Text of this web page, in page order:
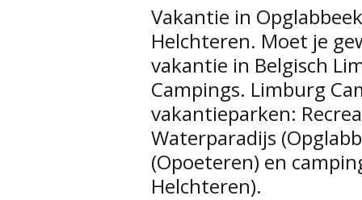
Vakantie in
Helchteren. Moet je
vakantie in Belgisch
Campings. Limburg
vakantieparken:
Waterparadijs
(Opoeteren) en
Helchteren).